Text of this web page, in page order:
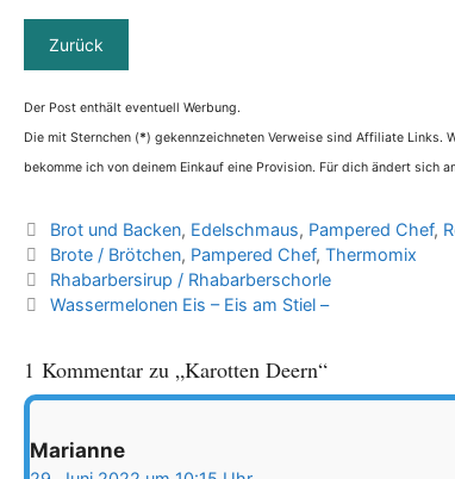
Der Post enthält eventuell Werbung.
Die mit Sternchen (*) gekennzeichneten Verweise sind Affiliate Links.
bekomme ich von deinem Einkauf eine Provision. Für dich ändert sich
Kategorien
Brot und Backen, Edelschmaus, Pampered Chef,
Schlagwörter
Brote / Brötchen, Pampered Chef, Thermomix
Rhabarbersirup / Rhabarberschorle
Wassermelonen Eis – Eis am Stiel –
1 Kommentar zu „Karotten Deern“
Marianne